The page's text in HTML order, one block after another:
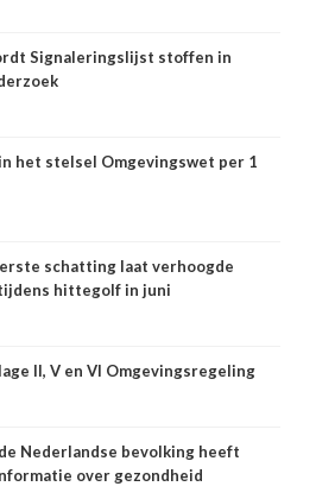
Signaleringslijst stoffen in
het stelsel Omgevingswet per 1
schatting laat verhoogde
hittegolf in juni
II, V en VI Omgevingsregeling
Nederlandse bevolking heeft
over gezondheid